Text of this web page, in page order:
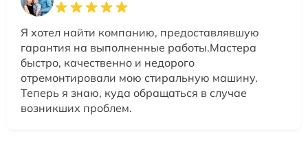
Я хотел найти компанию, предоставлявшую
гарантия на выполненные работы.Мастера
быстро, качественно и недорого
отремонтировали мою стиральную машину.
Теперь я знаю, куда обращаться в случае
возникших проблем.